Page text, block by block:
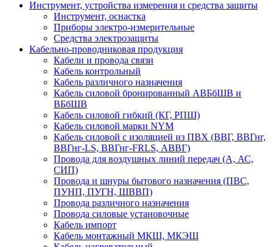
Инструмент, устройства измерения и средства защиты
Инструмент, оснастка
Приборы электро-измерительные
Средства электрозащиты
Кабельно-проводниковая продукция
Кабели и провода связи
Кабель контрольный
Кабель различного назначения
Кабель силовой бронированный АВБбШВ и
ВБбШВ
Кабель силовой гибкий (КГ, РПШ)
Кабель силовой марки NYM
Кабель силовой с изоляцией из ПВХ (ВВГ, ВВГнг,
ВВГнг-LS, ВВГнг-FRLS, АВВГ)
Провода для воздушных линий передач (А, АС,
СИП)
Провода и шнуры бытового назначения (ПВС,
ПУНП, ПУГН, ШВВП)
Провода различного назначения
Провода силовые установочные
Кабель импорт
Кабель монтажный МКШ, МКЭШ